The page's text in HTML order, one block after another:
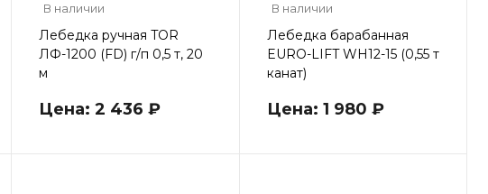
В наличии
Лебедка ручная TOR
ЛФ-1200 (FD) г/п 0,5 т, 20
м
Цена: 2 436 ₽
В наличии
Лебедка барабанная
EURO-LIFT WH12-15 (0,55 т
канат)
Цена: 1 980 ₽